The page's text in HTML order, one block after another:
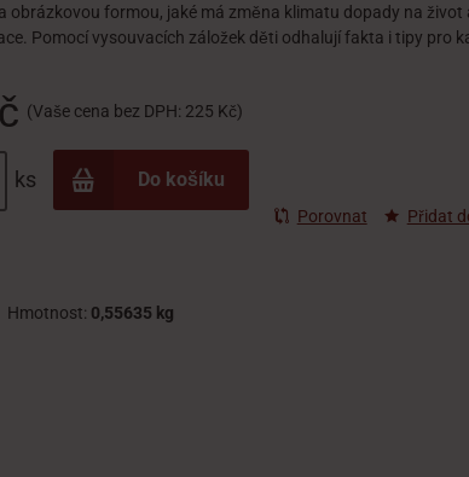
obrázkovou formou, jaké má změna klimatu dopady na
Pomocí vysouvacích záložek děti odhalují fakta i tipy pro
(Vaše cena bez DPH: 225 Kč)
ks Do košíku
Porovnat Přidat
Hmotnost: 0,55635 kg